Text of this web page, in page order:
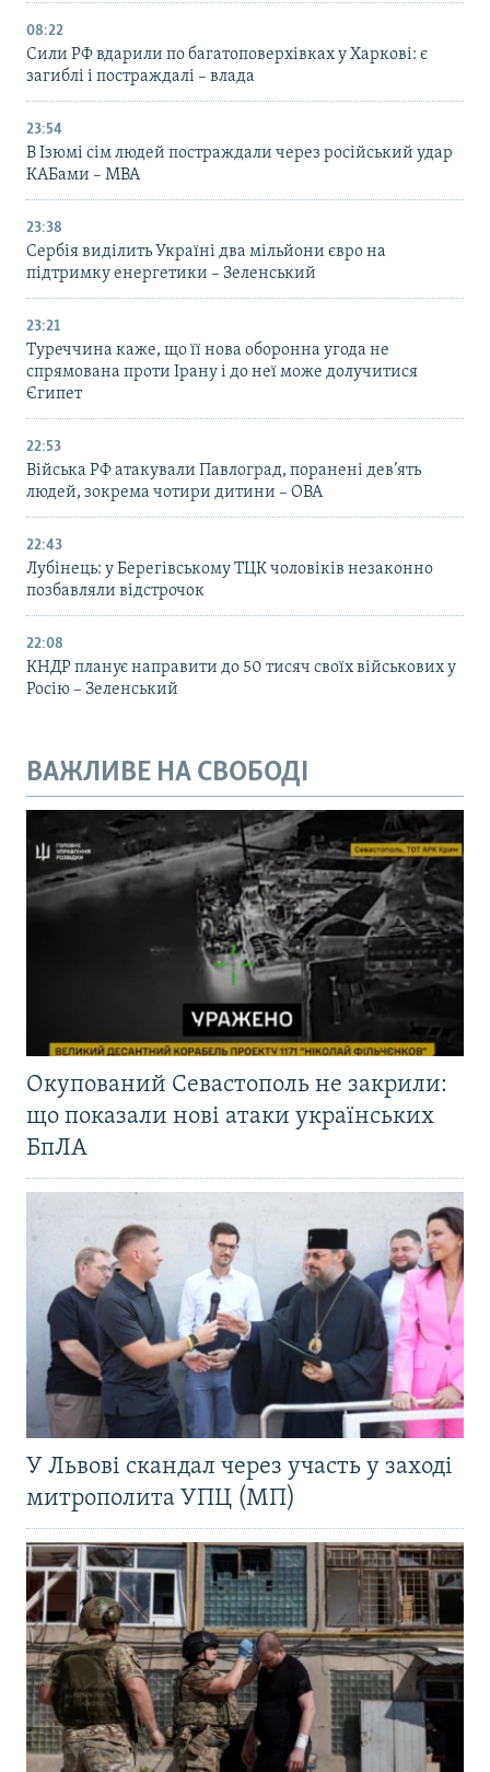
08:22
Сили РФ вдарили по багатоповерхівках у Харкові: є
загиблі і постраждалі – влада
23:54
В Ізюмі сім людей постраждали через російський удар
КАБами – МВА
23:38
Сербія виділить Україні два мільйони євро на
підтримку енергетики – Зеленський
23:21
Туреччина каже, що її нова оборонна угода не
спрямована проти Ірану і до неї може долучитися
Єгипет
22:53
Війська РФ атакували Павлоград, поранені дев’ять
людей, зокрема чотири дитини – ОВА
22:43
Лубінець: у Берегівському ТЦК чоловіків незаконно
позбавляли відстрочок
22:08
КНДР планує направити до 50 тисяч своїх військових у
Росію – Зеленський
ВАЖЛИВЕ НА СВОБОДІ
Окупований Севастополь не закрили:
що показали нові атаки українських
БпЛА
У Львові скандал через участь у заході
митрополита УПЦ (МП)